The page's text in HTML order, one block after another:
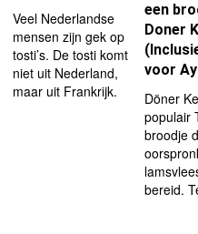
Veel Nederlandse
mensen zijn gek op
tosti’s. De tosti komt
niet uit Nederland,
maar uit Frankrijk.
een
Doner
voor
Döner
populair
broodje
bereid.